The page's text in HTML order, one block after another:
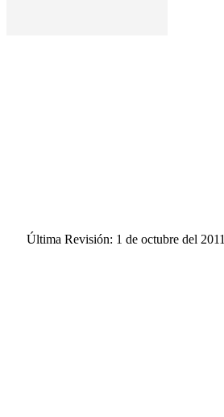
Última Revisión: 1 de octubre del 2011